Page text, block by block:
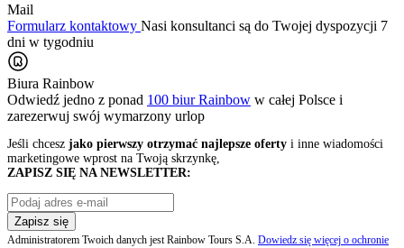
Mail
Formularz kontaktowy Nasi konsultanci są do Twojej dyspozycji 7
dni w tygodniu
Biura Rainbow
Odwiedź jedno z ponad 100 biur Rainbow w całej Polsce i
zarezerwuj swój wymarzony urlop
Jeśli chcesz jako pierwszy otrzymać najlepsze oferty i inne wiadomości
marketingowe wprost na Twoją skrzynkę,
ZAPISZ SIĘ NA NEWSLETTER:
Zapisz się
Administratorem Twoich danych jest Rainbow Tours S.A. Dowiedz się więcej o ochronie